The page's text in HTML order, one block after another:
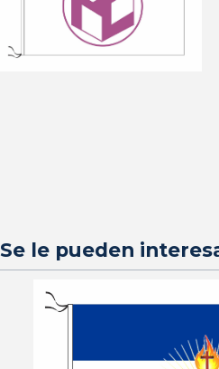
Se le pueden